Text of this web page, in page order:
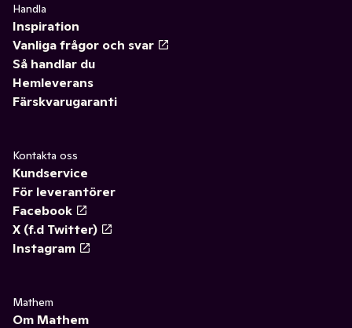
Handla
Inspiration
Vanliga frågor och svar
Så handlar du
Hemleverans
Färskvarugaranti
Kontakta oss
Kundservice
För leverantörer
Facebook
X (f.d Twitter)
Instagram
Mathem
Om Mathem